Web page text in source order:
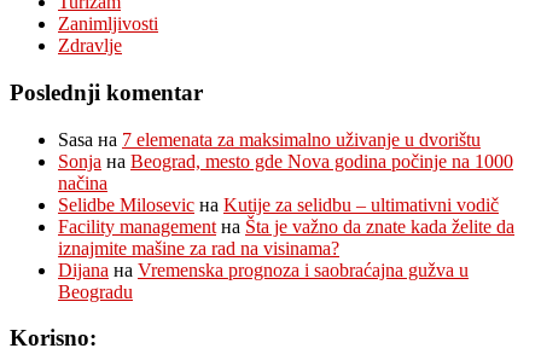
Zanimljivosti
Zdravlje
Poslednji komentar
Sasa на 7 elemenata za maksimalno uživanje u dvorištu
Sonja на Beograd, mesto gde Nova godina počinje na 1000
načina
Selidbe Milosevic на Kutije za selidbu – ultimativni vodič
Facility management на Šta je važno da znate kada želite da
iznajmite mašine za rad na visinama?
Dijana на Vremenska prognoza i saobraćajna gužva u
Beogradu
Korisno: